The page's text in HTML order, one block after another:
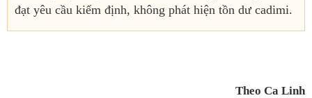
đạt yêu cầu kiểm định, không phát hiện tồn dư cadimi.
Theo Ca Linh